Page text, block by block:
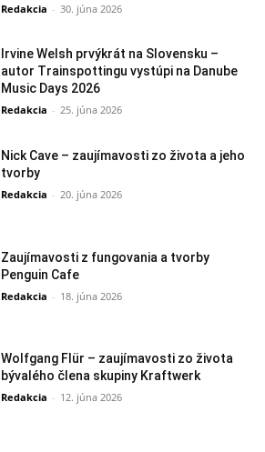
Redakcia - 30. júna 2026
Irvine Welsh prvýkrát na Slovensku –
autor Trainspottingu vystúpi na Danube
Music Days 2026
Redakcia - 25. júna 2026
Nick Cave – zaujímavosti zo života a jeho
tvorby
Redakcia - 20. júna 2026
Zaujímavosti z fungovania a tvorby
Penguin Cafe
Redakcia - 18. júna 2026
Wolfgang Flür – zaujímavosti zo života
bývalého člena skupiny Kraftwerk
Redakcia - 12. júna 2026